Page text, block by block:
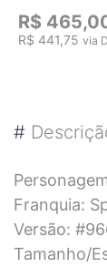
R$
R$ 441,75 via
#
Franquia:
Versão:
Tamanho/